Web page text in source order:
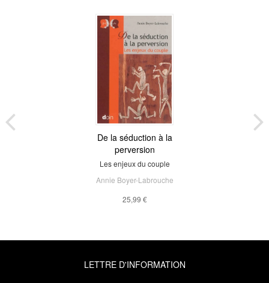
De la séduction à la
perversion
Les enjeux du couple
Annie Boyer-Labrouche
25,99 €
LETTRE D'INFORMATION